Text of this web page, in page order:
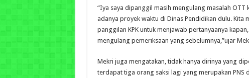
“Iya saya dipanggil masih mengulang masalah OTT
adanya proyek waktu di Dinas Pendidikan dulu. Kita
panggilan KPK untuk menjawab pertanyaanya
mengulang pemeriksaan yang sebelumnya,”ujar
Mekri juga mengatakan, tidak hanya dirinya yang
terdapat tiga orang saksi lagi yang merupakan PNS